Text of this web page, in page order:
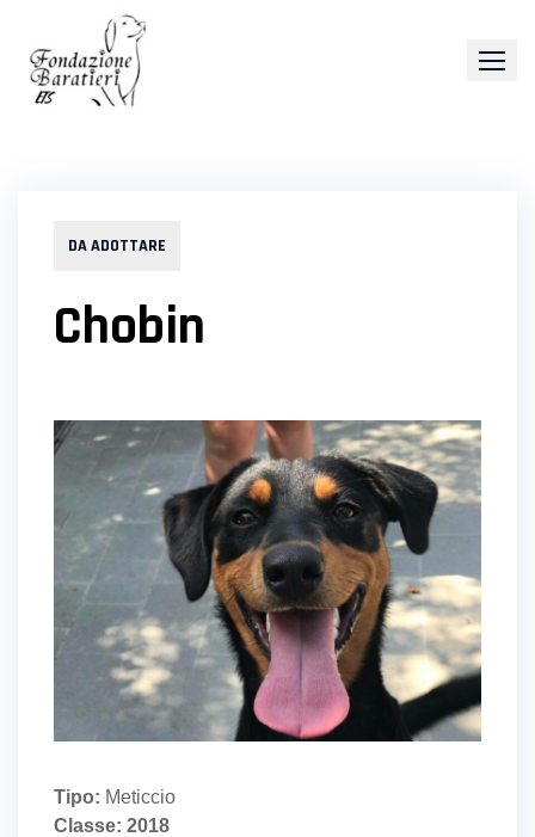
content
DA ADOTTARE
Chobin
Tipo: Meticcio
Classe: 2018